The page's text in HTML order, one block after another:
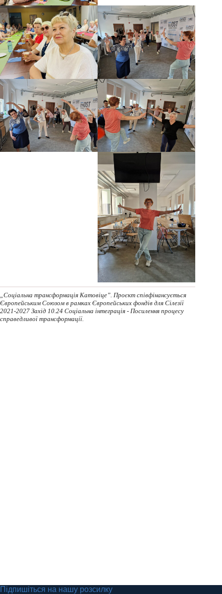
„Соціальна трансформація Катовіце”. Проєкт співфінансується
Європейським Союзом в рамках Європейських фондів для Сілезії
2021-2027 Захід 10.24 Соціальна інтеграція - Посилення процесу
справедливої трансформації.
Підпишіться на нашу розсилку